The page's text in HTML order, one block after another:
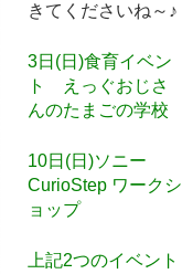
きてくださいね～♪
3日(日)食育イベン
ト えっぐおじさ
んのたまごの学校
10日(日)ソニー
CurioStep ワークシ
ョップ
上記2つのイベント